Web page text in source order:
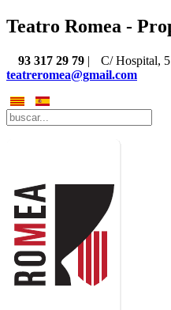
Teatro Romea -
93 317 29 79 |
C/ Hospital,
teatreromea@gmail.com